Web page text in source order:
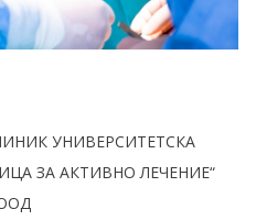
УНИВЕРСИТЕТСКА
ЗА АКТИВНО ЛЕЧЕНИЕ“